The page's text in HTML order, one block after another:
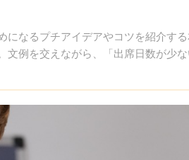
なるプチアイデアやコツを紹介す
文例を交えながら、「出席日数が少